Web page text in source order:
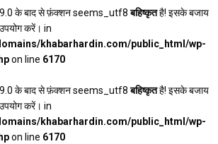
के बाद से फ़ंक्शन seems_utf8बहिष्कृतहै! इसके बजाय
करें। in
khabarhardin.com/public_html/wp-
on line 6170
के बाद से फ़ंक्शन seems_utf8बहिष्कृतहै! इसके बजाय
करें। in
khabarhardin.com/public_html/wp-
on line 6170